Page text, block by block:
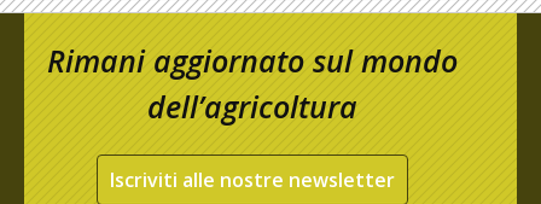
Rimani aggiornato sul mondo
dell’agricoltura
Iscriviti alle nostre newsletter